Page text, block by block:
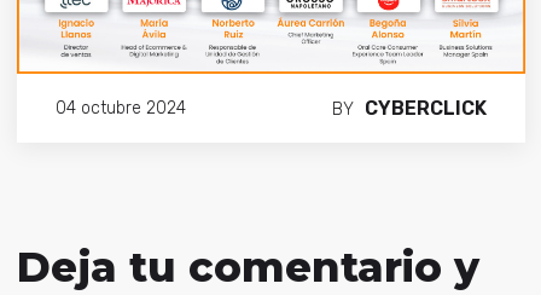
04 octubre 2024 BY CYBERCLICK
Deja tu comentario y